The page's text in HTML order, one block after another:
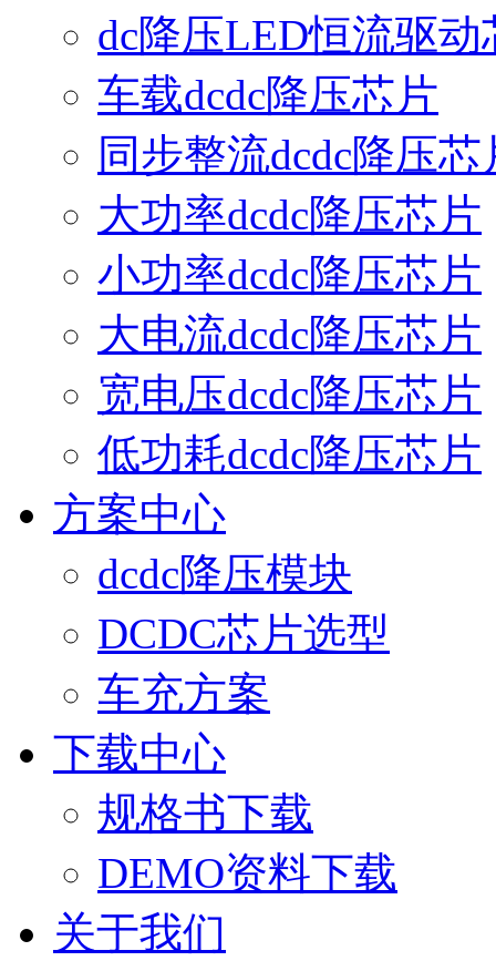
dc降压LED恒流驱动
车载dcdc降压芯片
同步整流dcdc降压芯
大功率dcdc降压芯片
小功率dcdc降压芯片
大电流dcdc降压芯片
宽电压dcdc降压芯片
低功耗dcdc降压芯片
方案中心
dcdc降压模块
DCDC芯片选型
车充方案
下载中心
规格书下载
DEMO资料下载
关于我们